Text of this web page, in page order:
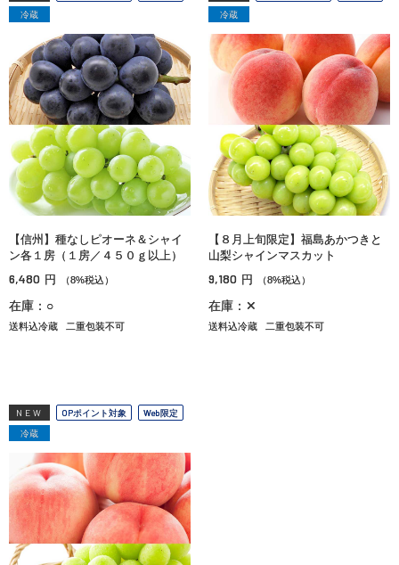
冷蔵
【信州】種なしピオーネ＆シャイ
ン各１房（１房／４５０ｇ以上）
6,480 円 （8%税込）
在庫：○
送料込冷蔵 二重包装不可
冷蔵
【８月上旬限定】福島あかつきと
山梨シャインマスカット
9,180 円 （8%税込）
在庫：✕
送料込冷蔵 二重包装不可
NEW OPポイント対象
Web限定
冷蔵